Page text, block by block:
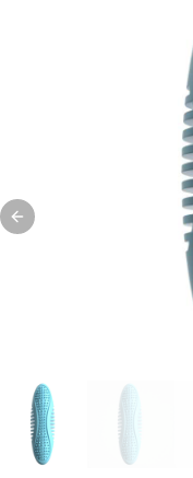
Previous slide